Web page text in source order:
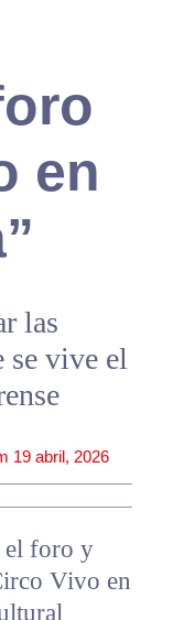
en
las
se vive el
19 abril, 2026
el foro y
Vivo en